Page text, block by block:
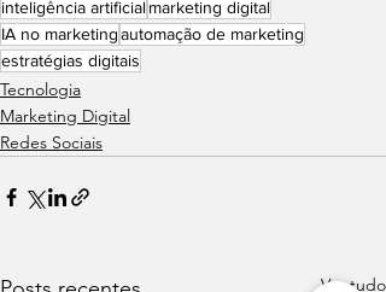
inteligência artificialmarketing digital
IA no marketingautomação de marketing
estratégias digitais
Tecnologia
Marketing Digital
Redes Sociais
Ver tudo